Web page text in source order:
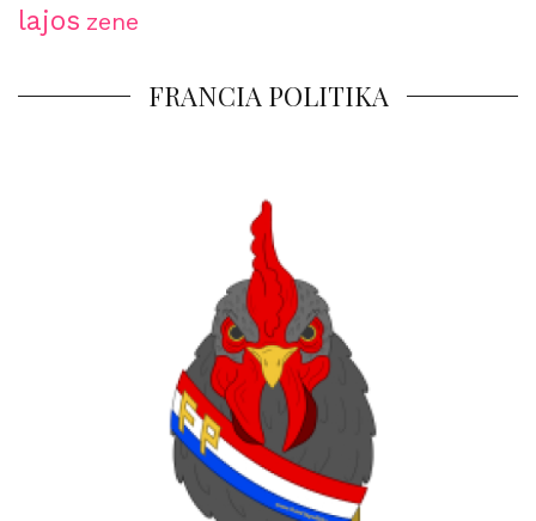
lajos zene
FRANCIA POLITIKA